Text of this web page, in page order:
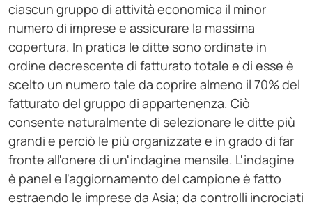
ciascun gruppo di attività economica il minor
numero di imprese e assicurare la massima
copertura. In pratica le ditte sono ordinate in
ordine decrescente di fatturato totale e di esse è
scelto un numero tale da coprire almeno il 70% del
fatturato del gruppo di appartenenza. Ciò
consente naturalmente di selezionare le ditte più
grandi e perciò le più organizzate e in grado di far
fronte all'onere di un'indagine mensile. L'indagine
è panel e l'aggiornamento del campione è fatto
estraendo le imprese da Asia; da controlli incrociati